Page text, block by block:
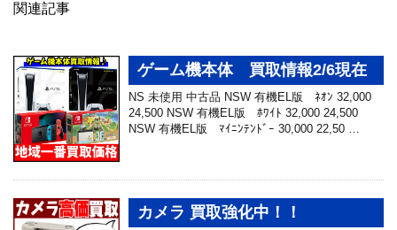
関連記事
ゲーム機本体 買取情報2/6現在
NS 未使用 中古品 NSW 有機EL版 ﾈｵﾝ 32,000
24,500 NSW 有機EL版 ﾎﾜｲﾄ 32,000 24,500
NSW 有機EL版 ﾏｲﾆﾝﾃﾝﾄﾞｰ 30,000 22,50 …
カメラ 買取強化中！！